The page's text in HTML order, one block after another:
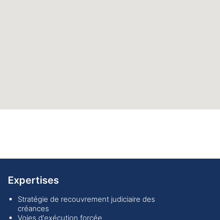
Expertises
Stratégie de recouvrement judiciaire des
créances
Voies d'exécution forcée